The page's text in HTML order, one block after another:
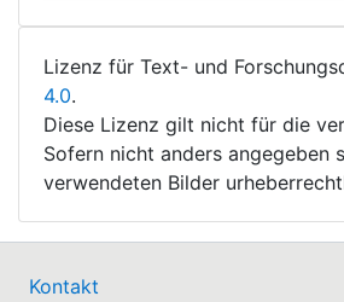
Lizenz für Text- und
4.0.
Diese Lizenz gilt nicht für die
Sofern nicht anders angegeben
verwendeten Bilder
Kontakt